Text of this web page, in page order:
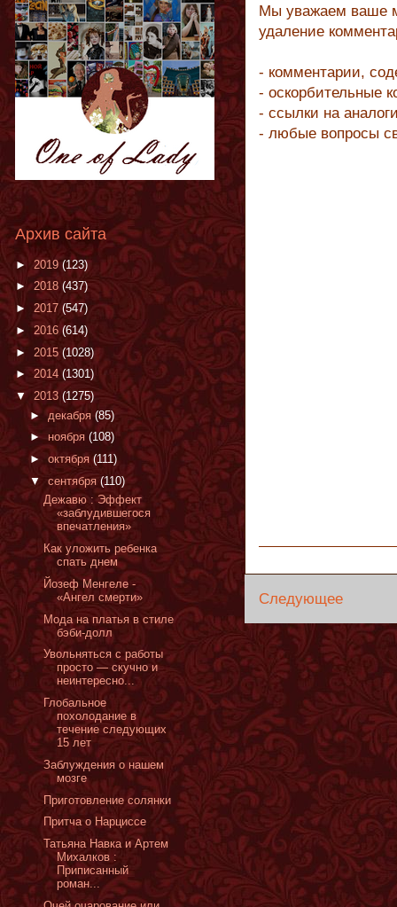
Мы уважаем ваше
удаление
- комментарии,
- оскорбительные
- ссылки на
- любые вопросы
Следующее
Архив сайта
► 2019 (123)
►2018 (437)
► 2017 (547)
► 2016(614)
► 2015 (1028)
►2014 (1301)
▼ 2013 (1275)
►декабря (85)
► ноября (108)
► октября(111)
▼ сентября (110)
Дежавю : Эффект
«заблудившегося
впечатления»
Как уложить ребенка
спать днем
Йозеф Менгеле -
«Ангел смерти»
Мода на платья в стиле
бэби-долл
Увольняться с работы
просто — скучно и
неинтересно...
Глобальное
похолодание в
течение следующих
15 лет
Заблуждения о нашем
мозге
Приготовление солянки
Притча о Нарциссе
Татьяна Навка и Артем
Михалков :
Приписанный
роман...